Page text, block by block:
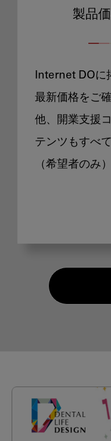
製品
Internet DOに
最新価格をご
他、開業支援
テンツもすべ
（希望者のみ）